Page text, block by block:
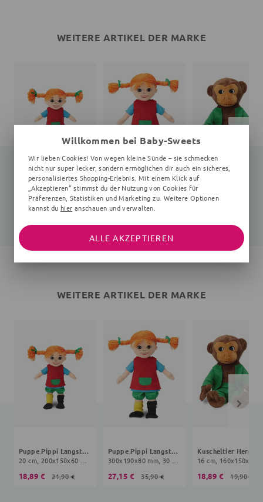
WEITERE ARTIKEL DER MARKE
Puppe Pippi Langstrumpf
20 cm, 200x150x60 mm, 10+ Monate, bunt
Puppe Pippi Langstrumpf
300x190x80 mm, 30 cm, 10+ Monate, bunt
WEITERE ARTIKEL DER MARKE
Puppe Pippi Langstrumpf
20 cm, 200x150x60 mm, 10+ Monate, bunt
18,89 € 21,90 €
Puppe Pippi Langstrumpf
300x190x80 mm, 30 cm, 10+ Monate, bunt
27,15 € 35,90 € 18,89 € 19,90 €
Willkommen bei Baby-Sweets
Wir lieben Cookies! Von wegen kleine Sünde – sie schmecken
nicht nur super lecker, sondern ermöglichen dir auch ein sicheres,
personalisiertes Shopping-Erlebnis. Mit einem Klick auf
„Akzeptieren“ stimmst du der Nutzung von Cookies für
Präferenzen, Statistiken und Marketing zu. Weitere Optionen
kannst du hier anschauen und verwalten.
ALLE AKZEPTIEREN